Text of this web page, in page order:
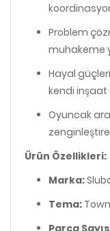
Problem
muhakeme
Hayal
kendi inşaat
Oyuncak
Ürün Özellikleri:
Marka:
Tema: Town
Parça